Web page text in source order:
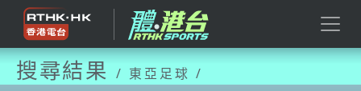
搜尋結果 / 東亞足球 /